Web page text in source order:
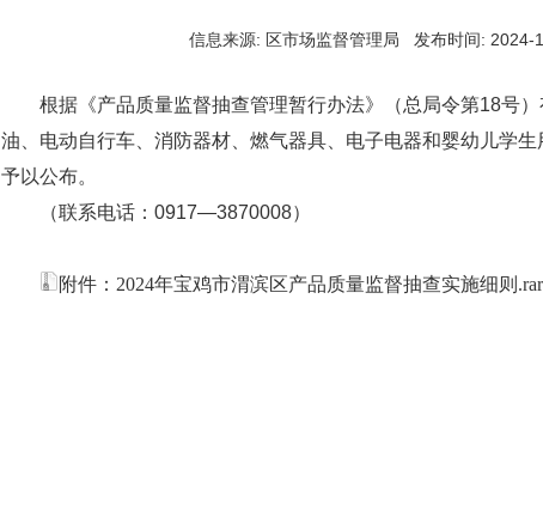
信息来源: 区市场监督管理局 发布时间: 2024-
根据《产品质量监督抽查管理暂行办法》（总局令第18号
油、电动自行车、消防器材、燃气器具、电子电器和婴幼儿学
予以公布。
（联系电话：0917—3870008）
附件：2024年宝鸡市渭滨区产品质量监督抽查实施细则.rar